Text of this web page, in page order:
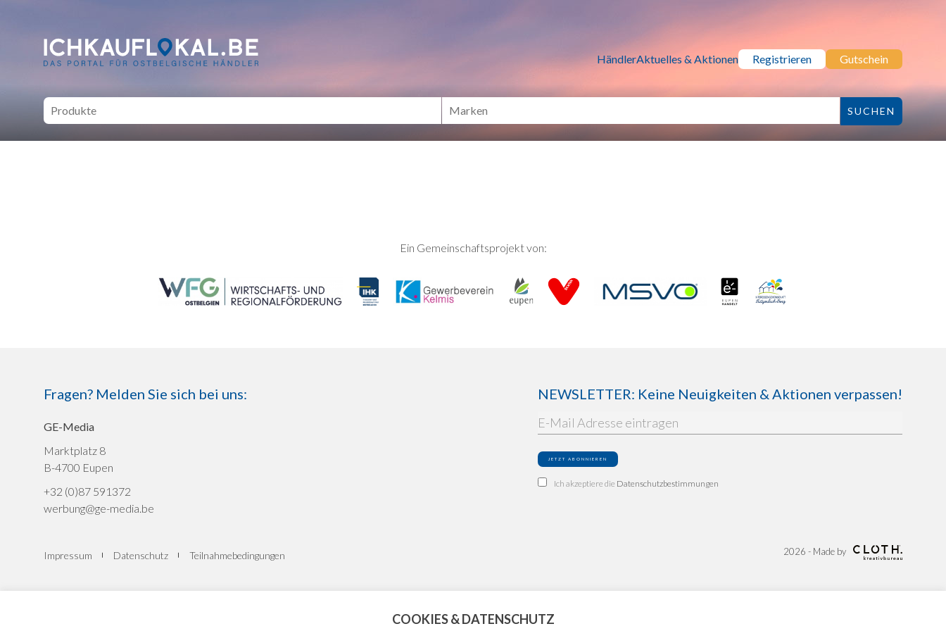
ich kauf lokal - Bei lokalen Händlern online Shoppen HändlerAktuelles & Aktionen Registrieren Gutschein
Ein Gemeinschaftsprojekt von:
Fragen? Melden Sie sich bei uns:
GE-Media
Marktplatz 8
B-4700 Eupen
+32 (0)87 591372
werbung@ge-media.be
NEWSLETTER: Keine Neuigkeiten & Aktionen verpassen!
Ich akzeptiere die Datenschutzbestimmungen
Impressum Datenschutz Teilnahmebedingungen 2026 - Made by
COOKIES & DATENSCHUTZ